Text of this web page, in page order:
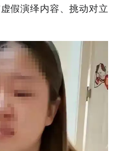
假演绎内容、挑动对立